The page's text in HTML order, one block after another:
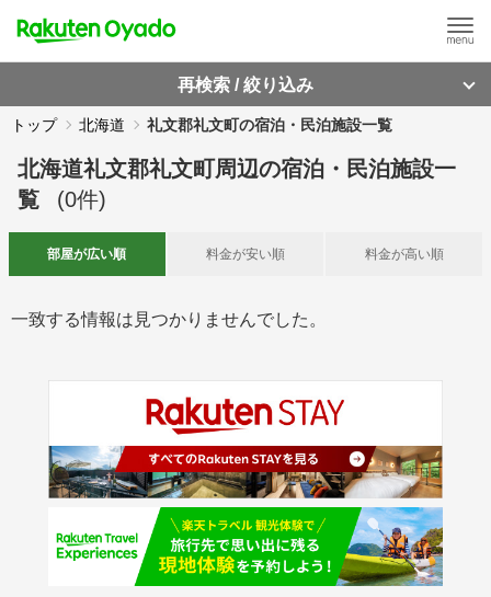
再検索 / 絞り込み
トップ 北海道 礼文郡礼文町の宿泊・民泊施設一覧
北海道礼文郡礼文町周辺の宿泊・民泊施設一
覧
(0件)
部屋が広い順 料金が安い順 料金が高い順
一致する情報は見つかりませんでした。